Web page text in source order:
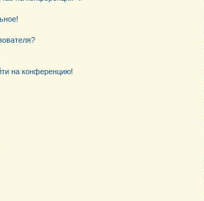
на конференцию!